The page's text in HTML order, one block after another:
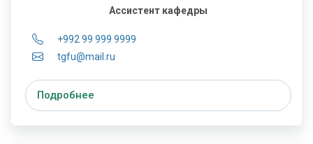
Ассистент кафедры
+992 99 999 9999
tgfu@mail.ru
Подробнее